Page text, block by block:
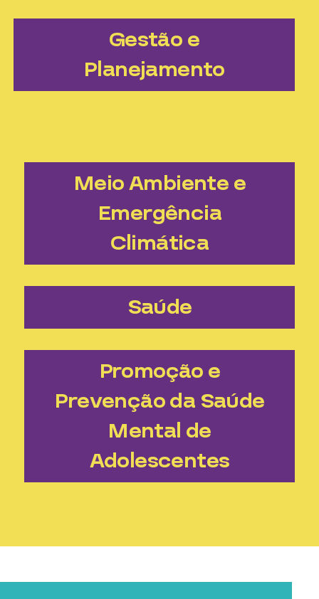
Gestão e
Planejamento
Meio Ambiente e
Emergência
Climática
Saúde
Promoção e
Prevenção da Saúde
Mental de
Adolescentes